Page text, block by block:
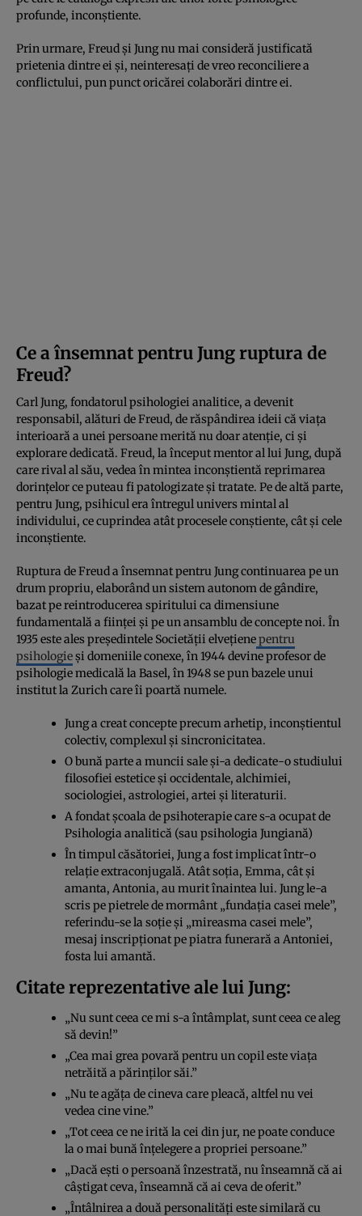
profunde, inconștiente.
Prin urmare, Freud și Jung nu mai consideră justificată
prietenia dintre ei și, neinteresați de vreo reconciliere a
conflictului, pun punct oricărei colaborări dintre ei.
Ce a însemnat pentru Jung ruptura de
Freud?
Carl Jung, fondatorul psihologiei analitice, a devenit
responsabil, alături de Freud, de răspândirea ideii că viața
interioară a unei persoane merită nu doar atenție, ci și
explorare dedicată. Freud, la început mentor al lui Jung, după
care rival al său, vedea în mintea inconștientă reprimarea
dorințelor ce puteau fi patologizate și tratate. Pe de altă parte,
pentru Jung, psihicul era întregul univers mintal al
individului, ce cuprindea atât procesele conștiente, cât și cele
inconștiente.
Ruptura de Freud a însemnat pentru Jung continuarea pe un
drum propriu, elaborând un sistem autonom de gândire,
bazat pe reintroducerea spiritului ca dimensiune
fundamentală a ființei și pe un ansamblu de concepte noi. În
1935 este ales președintele Societății elvețienepentru
psihologieși domeniile conexe, în 1944 devine profesor de
psihologie medicală la Basel, în 1948 se pun bazele unui
institut la Zurich care îi poartă numele.
Jung a creat concepte precum arhetip, inconștientul
colectiv, complexul și sincronicitatea.
O bună parte a muncii sale și-a dedicate-o studiului
filosofiei estetice și occidentale, alchimiei,
sociologiei, astrologiei, artei și literaturii.
A fondat școala de psihoterapie care s-a ocupat de
Psihologia analitică (sau psihologia Jungiană)
În timpul căsătoriei, Jung a fost implicat într-o
relație extraconjugală. Atât soția, Emma, cât și
amanta, Antonia, au murit înaintea lui. Jung le-a
scris pe pietrele de mormânt „fundația casei mele”,
referindu-se la soție și „mireasma casei mele”,
mesaj inscripționat pe piatra funerară a Antoniei,
fosta lui amantă.
Citate reprezentative ale lui Jung:
„Nu sunt ceea ce mi s-a întâmplat, sunt ceea ce aleg
să devin!”
„Cea mai grea povară pentru un copil este viața
netrăită a părinților săi.”
„Nu te agăța de cineva care pleacă, altfel nu vei
vedea cine vine.”
„Tot ceea ce ne irită la cei din jur, ne poate conduce
la o mai bună înțelegere a propriei persoane.”
„Dacă ești o persoană înzestrată, nu înseamnă că ai
câștigat ceva, înseamnă că ai ceva de oferit.”
„Întâlnirea a două personalități este similară cu